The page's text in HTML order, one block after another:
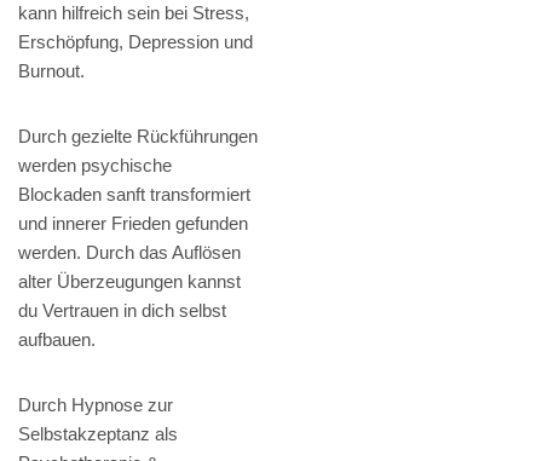
kann hilfreich sein bei Stress,
Erschöpfung, Depression und
Burnout.
Durch gezielte Rückführungen
werden psychische
Blockaden sanft transformiert
und innerer Frieden gefunden
werden. Durch das Auflösen
alter Überzeugungen kannst
du Vertrauen in dich selbst
aufbauen.
Durch Hypnose zur
Selbstakzeptanz als